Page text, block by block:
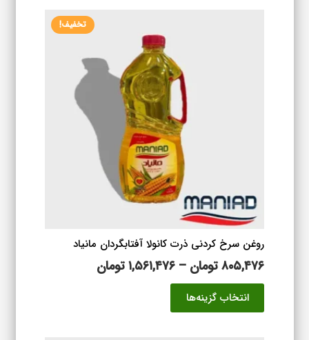
تخفیف!
روغن سرخ کردنی ذرت کانولا آفتابگردان مانیاد
۸۰۵,۴۷۶تومان – ۱,۵۶۱,۴۷۶تومان
انتخاب گزینه‌ها